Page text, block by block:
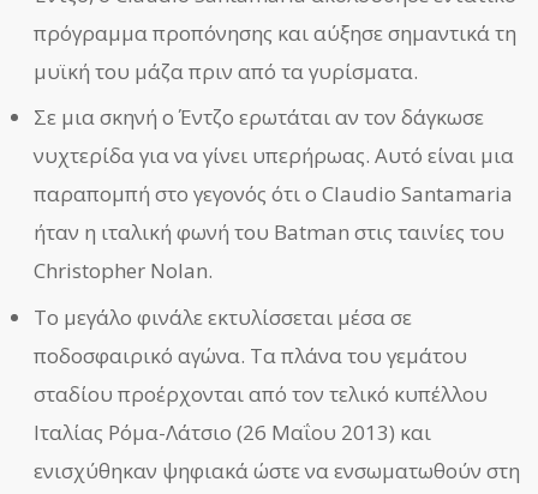
πρόγραμμα προπόνησης και αύξησε σημαντικά τη
μυϊκή του μάζα πριν από τα γυρίσματα.
Σε μια σκηνή ο Έντζο ερωτάται αν τον δάγκωσε
νυχτερίδα για να γίνει υπερήρωας. Αυτό είναι μια
παραπομπή στο γεγονός ότι ο Claudio Santamaria
ήταν η ιταλική φωνή του Batman στις ταινίες του
Christopher Nolan.
Το μεγάλο φινάλε εκτυλίσσεται μέσα σε
ποδοσφαιρικό αγώνα. Τα πλάνα του γεμάτου
σταδίου προέρχονται από τον τελικό κυπέλλου
Ιταλίας Ρόμα-Λάτσιο (26 Μαΐου 2013) και
ενισχύθηκαν ψηφιακά ώστε να ενσωματωθούν στη